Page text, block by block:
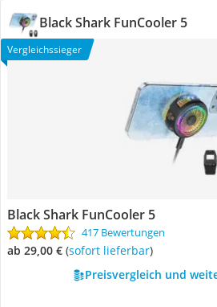
Black Shark FunCooler 5
Vergleichssieger
Black Shark FunCooler 5
417 Bewertungen
ab 29,00 € ( Sofort lieferbar)
Preisvergleich und